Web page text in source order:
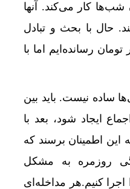
تومان شب‌ها کار می‌کند. آنها
حال با بحث و تبادل
عدد را به ۸۵ هزار تومان رسانده‌ایم اما با
ساده نیست. باید بین
ایجاد شود، بعد با
این اطمینان برسند که
روزمره به مشکل
اجرا کنیم.هر مداخله‌ای